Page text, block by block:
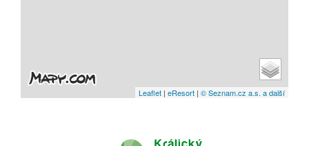
Leaflet | eResort | © Seznam.cz a.s. a další